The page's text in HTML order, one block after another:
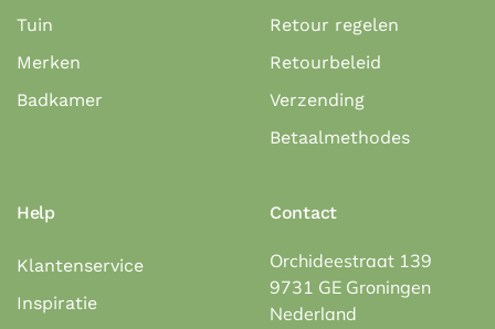
Tuin
Merken
Badkamer
Retour regelen
Retourbeleid
Verzending
Betaalmethodes
Help
Klantenservice
Inspiratie
Contact
Orchideestraat 139
9731 GE Groningen
Nederland